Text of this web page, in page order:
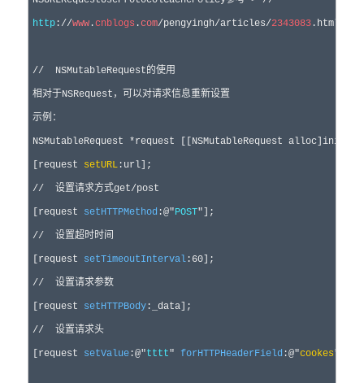
http : //www .cnblogs .com/pengyingh/articles/2343083 .html
//
  NSMutableRequest的使用
相对于NSRequest，可以对请求信息重新设置
示例：
NSMutableRequest *request [[NSMutableRequest alloc]init];
[request setURL
//
  设置请求方式get/post
[request setHTTPMethod :@"POST"
//
  设置超时时间
[request setTimeoutInterval : 60
//
  设置请求参数
[request setHTTPBody
//
  设置请求头
[request setValue :@"tttt" forHTTPHeaderField :@"cookes"